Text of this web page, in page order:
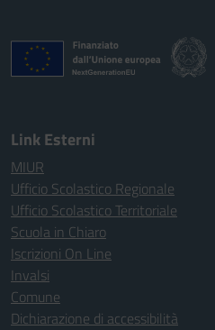
Link Esterni
MIUR
Ufficio Scolastico Regionale
Ufficio Scolastico Territoriale
Scuola in Chiaro
Iscrizioni On Line
Invalsi
Comune
Dichiarazione di accessibilità